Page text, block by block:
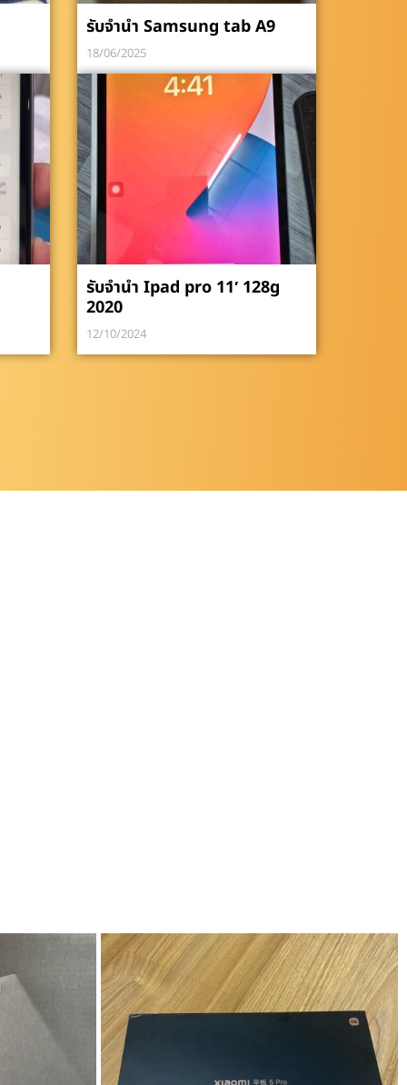
รับจำนำ Samsung tab A9
18/06/2025
รับจำนำ Ipad pro 11′ 128g
2020
12/10/2024